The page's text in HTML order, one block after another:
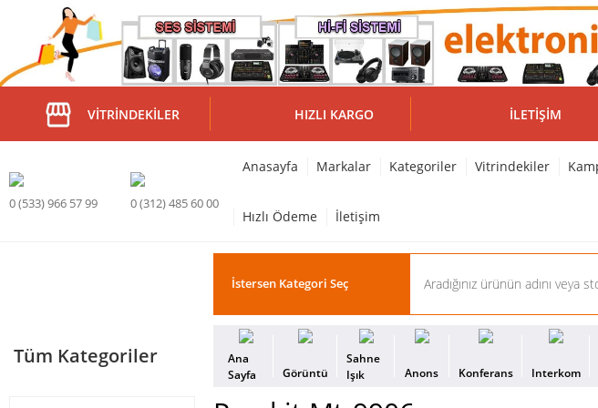
VITRINDEKILER HIZLI KARGO İLETIŞIM
0 (533) 966 57 99 0 (312) 485 60 00
Anasayfa Markalar Kategoriler Vitrindekiler
Hızlı Ödeme İletişim
Tüm Kategoriler
Ana
Sayfa
Görüntü
Sahne
Işık
Anons Konferans Interkom